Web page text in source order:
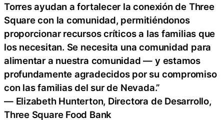
Torres ayudan a fortalecer la conexión de Three
Square con la comunidad, permitiéndonos
proporcionar recursos críticos a las familias que
los necesitan. Se necesita una comunidad para
alimentar a nuestra comunidad — y estamos
profundamente agradecidos por su compromiso
con las familias del sur de Nevada.”
— Elizabeth Hunterton, Directora de Desarrollo,
Three Square Food Bank